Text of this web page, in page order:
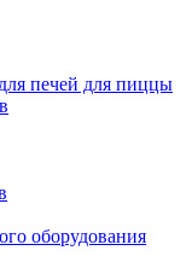
печей для пиццы
оборудования